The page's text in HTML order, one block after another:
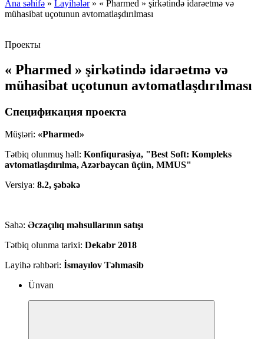
Ana səhifə » Layihələr» « Pharmed » şirkətində idarəetmə və
mühasibat uçotunun avtomatlaşdırılması
Проекты
« Pharmed » şirkətində idarəetmə və
mühasibat uçotunun avtomatlaşdırılması
Спецификация проекта
Müştəri: «Pharmed»
Tətbiq olunmuş həll: Konfiqurasiya, "Best Soft: Kompleks
avtomatlaşdırılma, Azərbaycan üçün, MMUS"
Versiya: 8.2, şəbəkə
Sahə: Əczaçılıq məhsullarının satışı
Tətbiq olunma tarixi: Dekabr 2018
Layihə rəhbəri: İsmayılov Təhmasib
Ünvan